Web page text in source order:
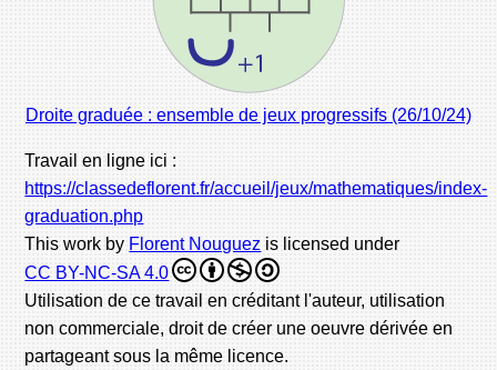
Droite graduée : ensemble de jeux progressifs (26/10/24)
Travail en ligne ici :
https://classedeflorent.fr/accueil/jeux/mathematiques/index-
graduation.php
This work by Florent Nouguez is licensed under
CC BY-NC-SA 4.0
Utilisation de ce travail en créditant l'auteur, utilisation
non commerciale, droit de créer une oeuvre dérivée en
partageant sous la même licence.